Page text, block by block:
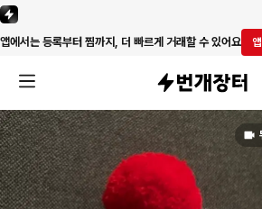
앱에서는 등록부터 찜까지, 더 빠르게 거래할 수 있어요